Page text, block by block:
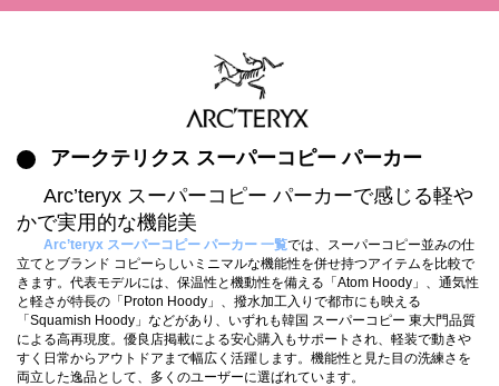
ー
ー
管
理
お
ら
せ
2026人気特集
バッグ
財布
時計
服
ズボン
衣装セット
靴
住まい用品
アクセサリー
ベルト
スカーフ
アイフォーンケ
ース
小物
アークテリクス スーパーコピー パーカー
Arc’teryx スーパーコピー パーカーで感じる軽や
かで実用的な機能美
Arc’teryx スーパーコピー パーカー 一覧では、スーパーコピー並みの仕
立てとブランド コピーらしいミニマルな機能性を併せ持つアイテムを比較で
きます。代表モデルには、保温性と機動性を備える「Atom Hoody」、通気性
と軽さが特長の「Proton Hoody」、撥水加工入りで都市にも映える
「Squamish Hoody」などがあり、いずれも韓国 スーパーコピー 東大門品質
による高再現度。優良店掲載による安心購入もサポートされ、軽装で動きや
すく日常からアウトドアまで幅広く活躍します。機能性と見た目の洗練さを
両立した逸品として、多くのユーザーに選ばれています。